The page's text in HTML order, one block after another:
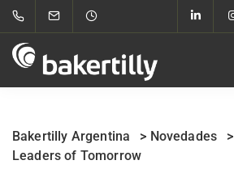
Bakertilly Argentina > Novedades >
Leaders of Tomorrow